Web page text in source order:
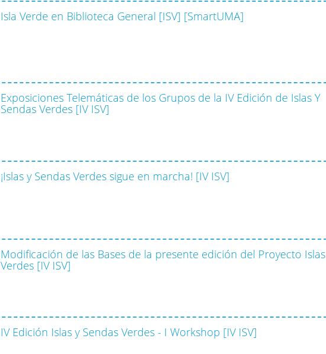
Isla Verde en Biblioteca General [ISV] [SmartUMA]
Exposiciones Telemáticas de los Grupos de la IV Edición de Islas Y
Sendas Verdes [IV ISV]
¡Islas y Sendas Verdes sigue en marcha! [IV ISV]
Modificación de las Bases de la presente edición del Proyecto Islas
Verdes [IV ISV]
IV Edición Islas y Sendas Verdes - I Workshop [IV ISV]